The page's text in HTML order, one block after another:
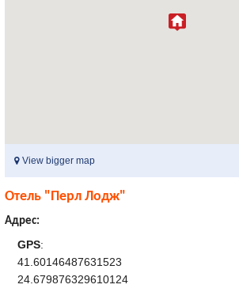
View bigger map
Отель "Перл Лодж"
Адрес:
GPS:
41.60146487631523
24.679876329610124